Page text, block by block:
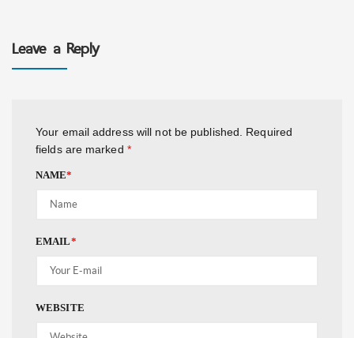
Leave a Reply
Your email address will not be published.
Required
fields are marked *
NAME*
EMAIL*
WEBSITE